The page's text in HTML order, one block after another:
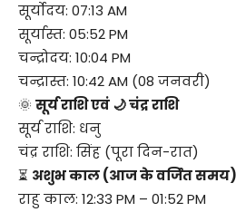
सूर्योदय: 07:13 AM
सूर्यास्त: 05:52 PM
चन्द्रोदय: 10:04 PM
चन्द्रास्त: 10:42 AM (08 जनवरी)
🌞 सूर्य राशि एवं 🌙 चंद्र राशि
सूर्य राशि: धनु
चंद्र राशि: सिंह (पूरा दिन-रात)
⏳ अशुभ काल (आज के वर्जित समय)
राहु काल: 12:33 PM – 01:52 PM